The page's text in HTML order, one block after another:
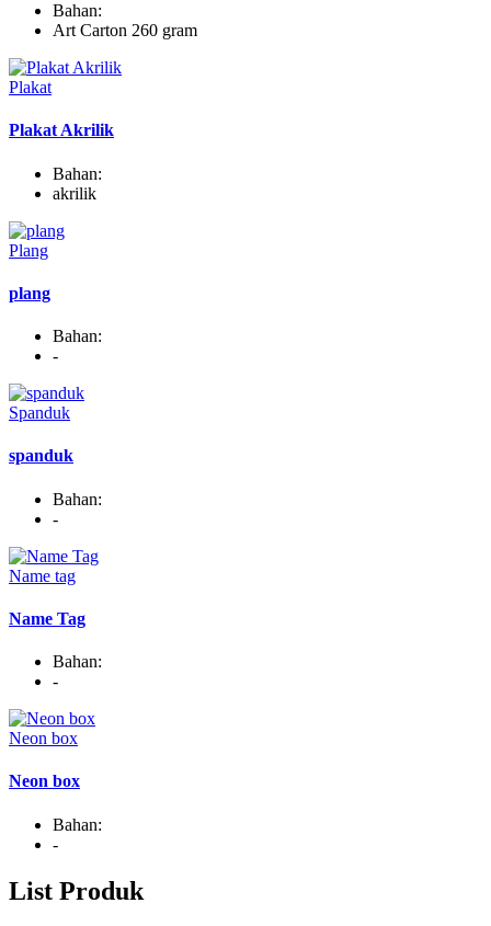
Bahan:
Art Carton 260 gram
Plakat
Plakat Akrilik
Bahan:
akrilik
Plang
plang
Bahan:
-
Spanduk
spanduk
Bahan:
-
Name tag
Name Tag
Bahan:
-
Neon box
Neon box
Bahan:
-
List Produk